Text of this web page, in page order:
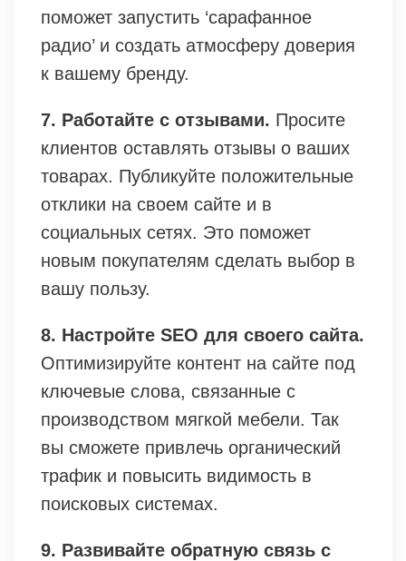
поможет запустить ‘сарафанное
радио’ и создать атмосферу доверия
к вашему бренду.
7. Работайте с отзывами. Просите
клиентов оставлять отзывы о ваших
товарах. Публикуйте положительные
отклики на своем сайте и в
социальных сетях. Это поможет
новым покупателям сделать выбор в
вашу пользу.
8. Настройте SEO для своего сайта.
Оптимизируйте контент на сайте под
ключевые слова, связанные с
производством мягкой мебели. Так
вы сможете привлечь органический
трафик и повысить видимость в
поисковых системах.
9. Развивайте обратную связь с